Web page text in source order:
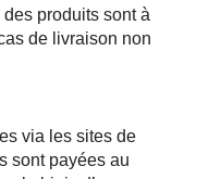
produits sont à
de livraison non
via les sites de
sont payées au